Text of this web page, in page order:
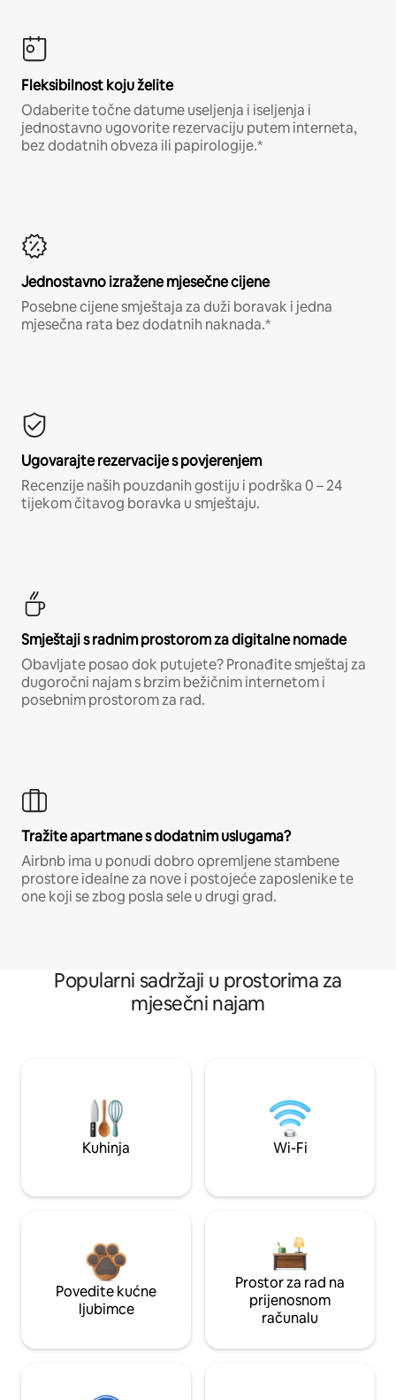
Fleksibilnost koju želite
Odaberite točne datume useljenja i iseljenja i
jednostavno ugovorite rezervaciju putem interneta,
bez dodatnih obveza ili papirologije.*
Jednostavno izražene mjesečne cijene
Posebne cijene smještaja za duži boravak i jedna
mjesečna rata bez dodatnih naknada.*
Ugovarajte rezervacije s povjerenjem
Recenzije naših pouzdanih gostiju i podrška 0 – 24
tijekom čitavog boravka u smještaju.
Smještaji s radnim prostorom za digitalne nomade
Obavljate posao dok putujete? Pronađite smještaj za
dugoročni najam s brzim bežičnim internetom i
posebnim prostorom za rad.
Tražite apartmane s dodatnim uslugama?
Airbnb ima u ponudi dobro opremljene stambene
prostore idealne za nove i postojeće zaposlenike te
one koji se zbog posla sele u drugi grad.
Popularni sadržaji u prostorima za
mjesečni najam
Kuhinja Wi-Fi
Povedite kućne
ljubimce
Prostor za rad na
prijenosnom
računalu